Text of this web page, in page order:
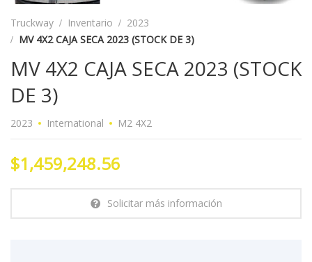
Truckway Inventario
2023
MV 4X2 CAJA SECA 2023 (STOCK DE 3)
MV 4X2 CAJA SECA 2023 (STOCK
DE 3)
2023 International M2 4X2
$1,459,248.56
Solicitar más información